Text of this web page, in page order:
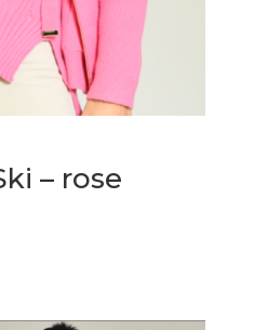
– rose